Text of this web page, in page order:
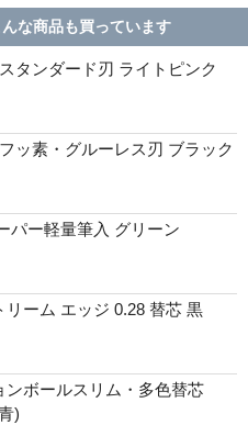
な商品も買っています
タンダード刃 ライトピンク
ッ素・グルーレス刃 ブラック
パー軽量筆入 グリーン
ーム エッジ 0.28 替芯 黒
ボールスリム・多色替芯
)